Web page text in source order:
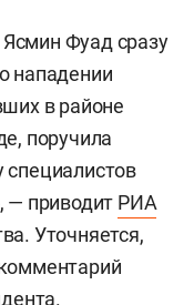
Фуад сразу
нападении
в районе
поручила
— приводит РИА
Уточняется,